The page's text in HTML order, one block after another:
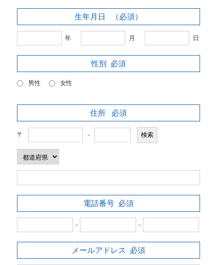
生年月日 （必須）
年 月 日
性別 必須
男性 女性
住所 必須
〒 -
電話番号 必須
- -
メールアドレス 必須